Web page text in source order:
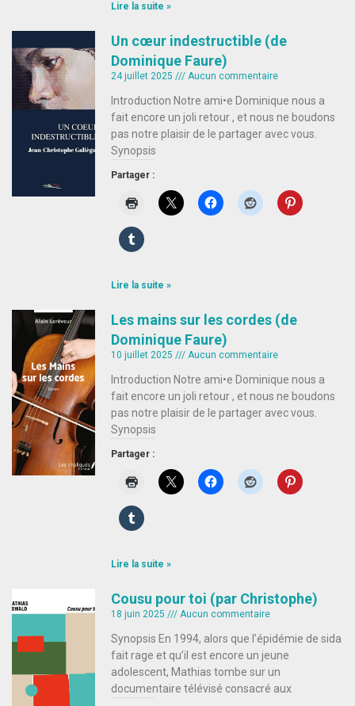
Lire la suite »
Un cœur indestructible (de
Dominique Faure)
24 juillet 2025 Aucun commentaire
Introduction Notre ami•e Dominique nous a
fait encore un joli retour , et nous ne boudons
pas notre plaisir de le partager avec vous.
Synopsis
Partager :
Lire la suite »
Les mains sur les cordes (de
Dominique Faure)
10 juillet 2025 Aucun commentaire
Introduction Notre ami•e Dominique nous a
fait encore un joli retour , et nous ne boudons
pas notre plaisir de le partager avec vous.
Synopsis
Partager :
Lire la suite »
Cousu pour toi (par Christophe)
18 juin 2025 Aucun commentaire
Synopsis En 1994, alors que l’épidémie de sida
fait rage et qu’il est encore un jeune
adolescent, Mathias tombe sur un
documentaire télévisé consacré aux